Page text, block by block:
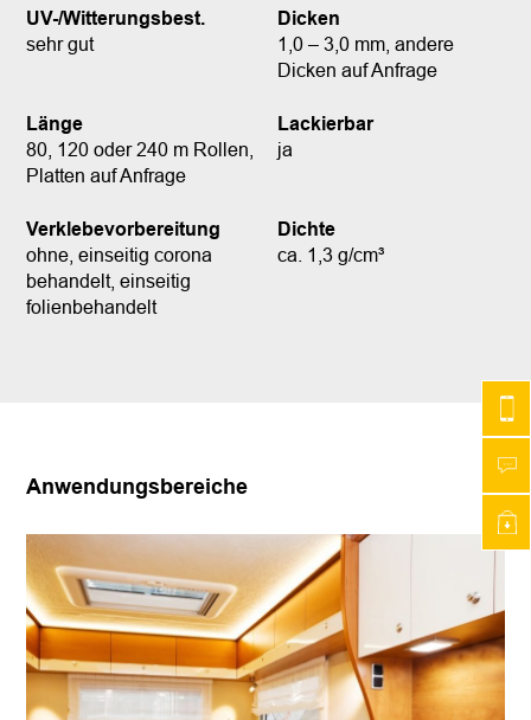
UV-/Witterungsbest.
sehr gut
Dicken
1,0 – 3,0 mm, andere
Dicken auf Anfrage
Länge
80, 120 oder 240 m Rollen,
Platten auf Anfrage
Lackierbar
ja
Verklebevorbereitung
ohne, einseitig corona
behandelt, einseitig
folienbehandelt
Dichte
ca. 1,3 g/cm³
Anwendungsbereiche